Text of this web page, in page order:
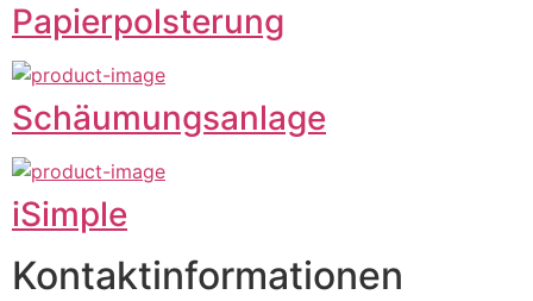
Papierpolsterung
Schäumungsanlage
iSimple
Kontaktinformationen